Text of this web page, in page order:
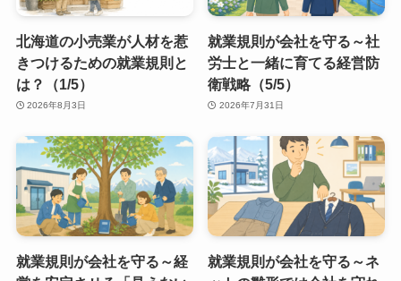
北海道の小売業が人材を惹
きつけるための就業規則と
は？（1/5）
2026年8月3日
就業規則が会社を守る～社
労士と一緒に育てる経営防
衛戦略（5/5）
2026年7月31日
就業規則が会社を守る～経
就業規則が会社を守る～ネ